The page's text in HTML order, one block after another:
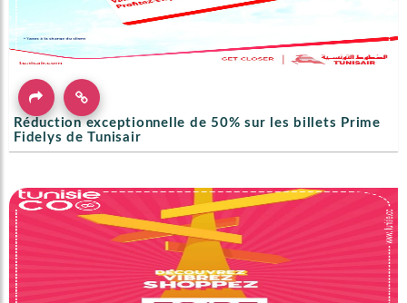
Réduction exceptionnelle de 50% sur les billets Prime
Fidelys de Tunisair